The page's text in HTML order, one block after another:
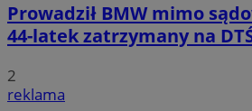
Prowadził BMW mimo
44-latek zatrzymany na
2
reklama